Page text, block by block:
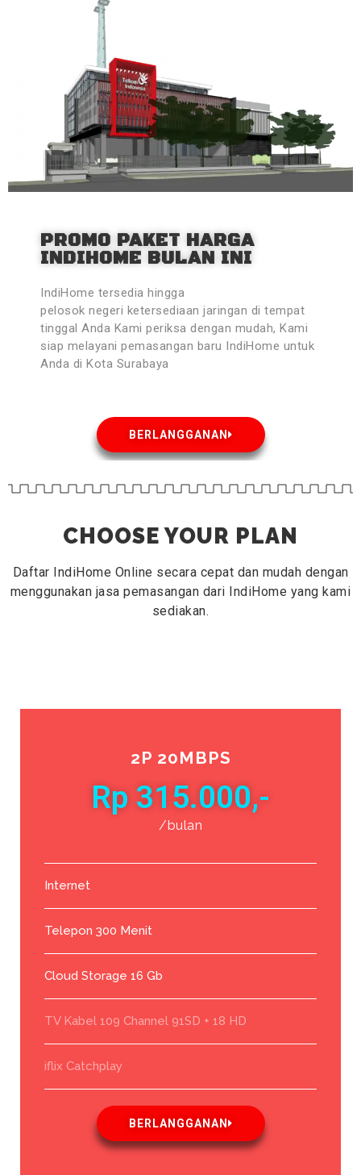
PROMO PAKET HARGA
INDIHOME BULAN INI
IndiHome tersedia hingga
pelosok negeri ketersediaan jaringan di tempat
tinggal Anda Kami periksa dengan mudah, Kami
siap melayani pemasangan baru IndiHome untuk
Anda di Kota Surabaya
BERLANGGANAN
CHOOSE YOUR PLAN
Daftar IndiHome Online secara cepat dan mudah dengan
menggunakan jasa pemasangan dari IndiHome yang kami
sediakan.
2P 20MBPS
Rp 315.000,-
/bulan
Internet
Telepon 300 Menit
Cloud Storage 16 Gb
TV Kabel 109 Channel 91SD + 18 HD
iflix Catchplay
BERLANGGANAN